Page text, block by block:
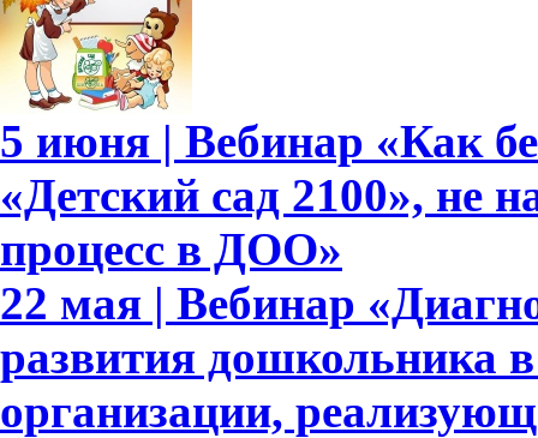
5 июня | Вебинар «Как
«Детский сад 2100», не
процесс в ДОО»
22 мая | Вебинар
развития дошкольника
организации,